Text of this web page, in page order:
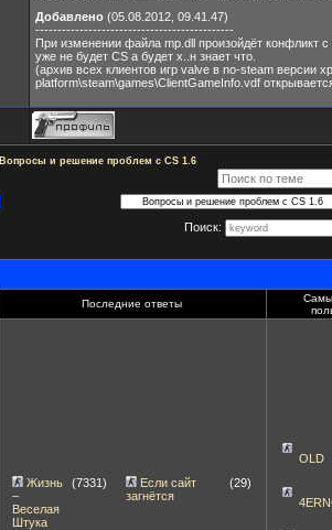
Добавлено (05.08.2012, 09.41.47)
---------------------------------------------
При изменении файла mp.dll произойдёт конфликт
уже не будет CS а будет х..н знает что.
(архив всех клиентов игр valve в no-steam версии
platform\steam\games\ClientGameInfo.vdf
Вопросы и решение проблем с CS 1.6
Поиск:
Последние ответы
Жизнь
–
Веселая
Штука
(7331)
Если сайт
загнётся
(29)
OLD